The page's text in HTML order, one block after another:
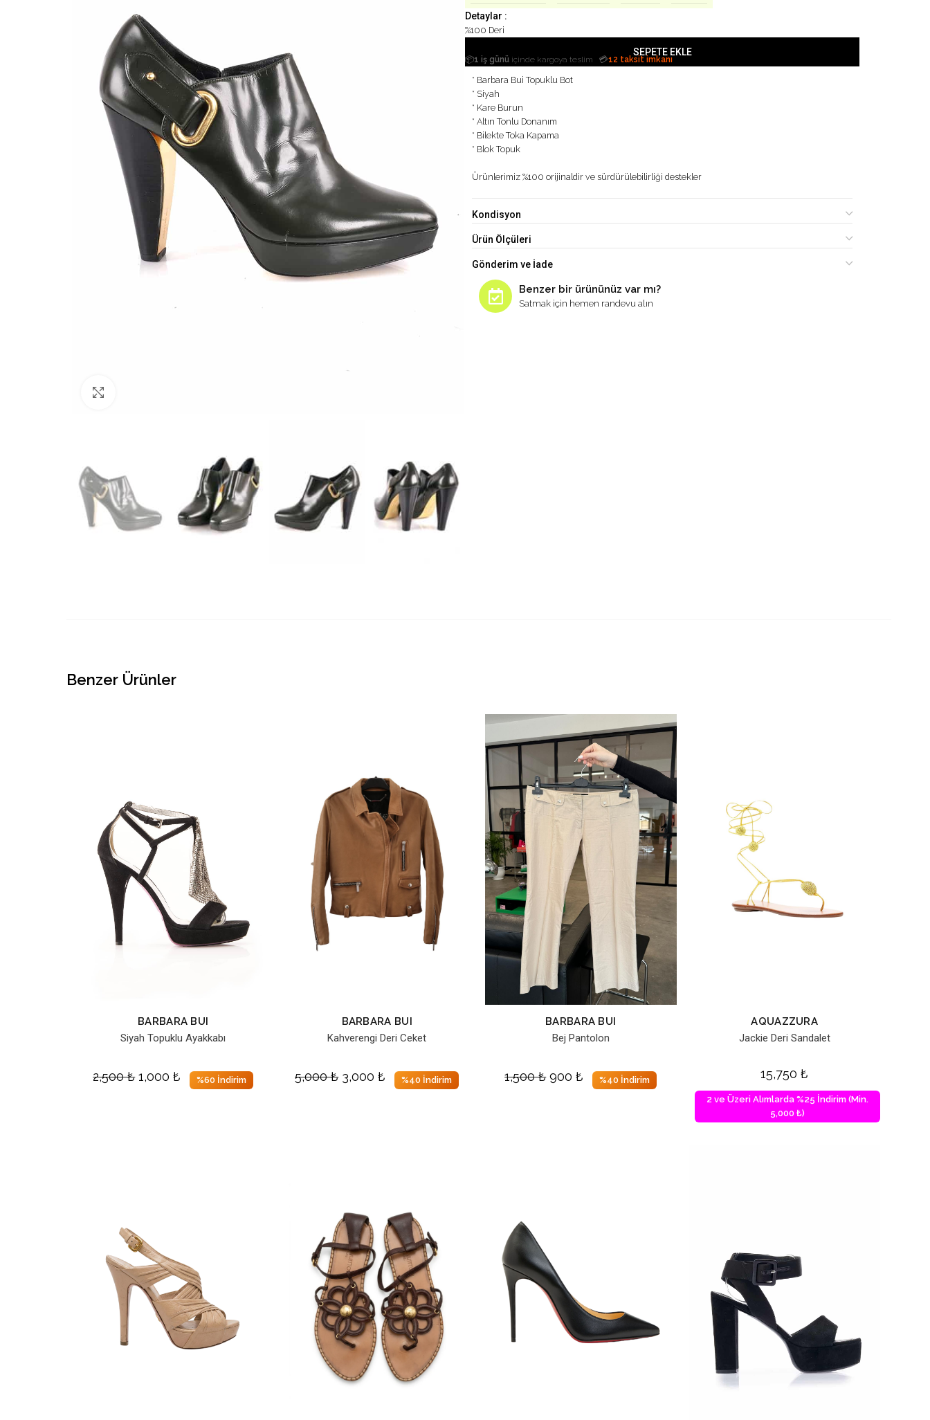
Detaylar :
%100 Deri
SEPETE EKLE
📦1 iş günü içinde kargoya teslim 💳12 taksit imkanı
* Barbara Bui Topuklu Bot
* Siyah
* Kare Burun
* Altın Tonlu Donanım
* Bilekte Toka Kapama
* Blok Topuk
Ürünlerimiz %100 orijinaldir ve sürdürülebilirliği destekler
Kondisyon
Ürün Ölçüleri
Gönderim ve İade
Benzer bir ürününüz var mı?
Satmak için hemen randevu alın
Benzer Ürünler
BARBARA BUI
Siyah Topuklu Ayakkabı
2,500₺ 1,000₺ %60 İndirim
BARBARA BUI
Kahverengi Deri Ceket
5,000₺ 3,000₺ %40 İndirim
BARBARA BUI
Bej Pantolon
1,500₺ 900₺ %40 İndirim
AQUAZZURA
Jackie Deri Sandalet
15,750₺
2 ve Üzeri Alımlarda %25 İndirim (Min.
5,000 ₺)